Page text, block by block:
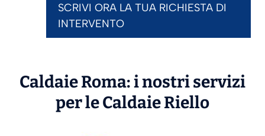
SCRIVI ORA LA TUA RICHIESTA DI
INTERVENTO
Caldaie Roma: i nostri servizi
per le CaldaieRiello